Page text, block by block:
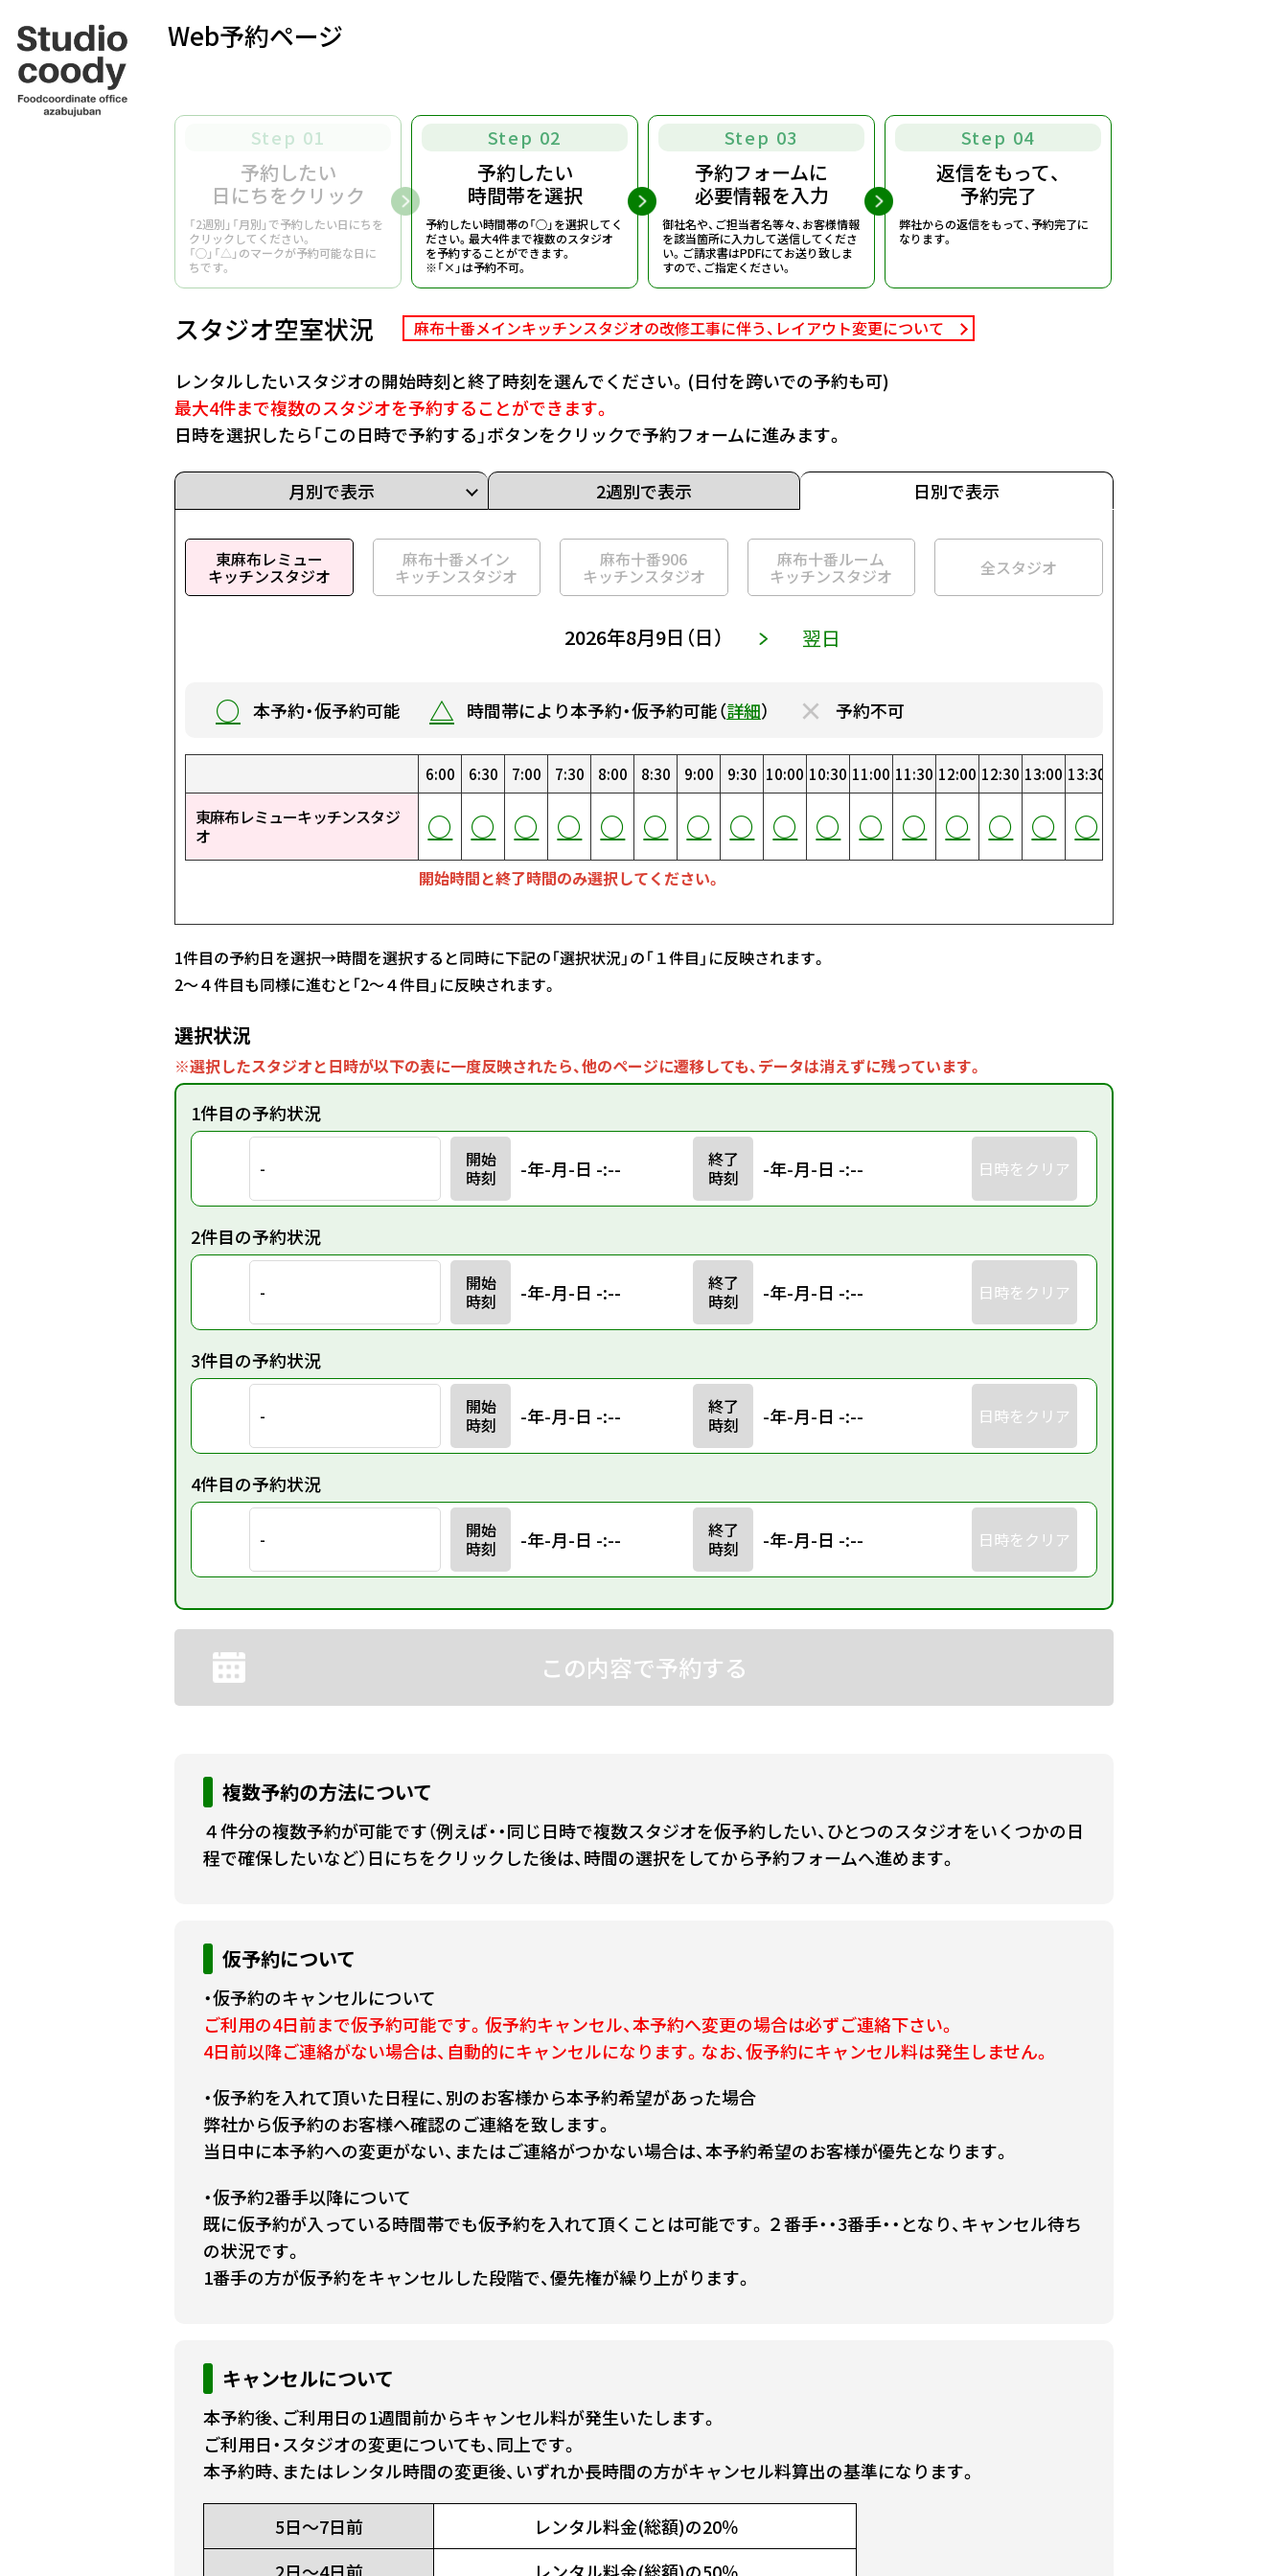
Web予約ページ
Step 01
予約したい
日にちをクリック
「2週別」「月別」で予約したい日にちを
クリックしてください。
「○」「△」のマークが予約可能な日に
ちです。
Step 02
予約したい
時間帯を選択
予約したい時間帯の「○」を選択してく
ださい。 最大4件まで複数のスタジオ
を予約することができます。
※「×」は予約不可。
Step 03
予約フォームに
必要情報を入力
御社名や、ご担当者名等々、お客様情報
を該当箇所に入力して送信してくださ
い。 ご請求書はPDFにてお送り致しま
すので、ご指定ください。
Step 04
返信をもって、
予約完了
弊社からの返信をもって、予約完了に
なります。
スタジオ空室状況 麻布十番メインキッチンスタジオの改修工事に伴う、 レイアウト変更について
レンタルしたいスタジオの開始時刻と終了時刻を選んでください。(日付を跨いでの予約も可)
最大4件まで複数のスタジオを予約することができます。
日時を選択したら「この日時で予約する」ボタンをクリックで予約フォームに進みます。
月別で表示 2週別で表示 日別で表示
東麻布レミュー
キッチンスタジオ
麻布十番メイン
キッチンスタジオ
麻布十番906
キッチンスタジオ
麻布十番ルーム
キッチンスタジオ 全スタジオ
2026年8月9日（日） 翌日
○ 本予約・仮予約可能 △ 時間帯により本予約・仮予約可能（詳細） × 予約不可
東麻布レミューキッチンスタジ
オ○ ○ ○ ○ ○
6:00
○
6:30
○
7:00
○
7:30
○
8:00
○
8:30
○
9:00
○
9:30
○
10:00
○
10:30
○
11:00
○
11:30
○
12:00
○
12:30
○
13:00
○
13:30
○
0:00
○
0:30
○
1:00
○
1:30
○
2:00
○
2:30
○
3:00
○
3:30
○
4:00
○
4:30
○
5:00
○
5:30
○
開始時間と終了時間のみ選択してください。
1件目の予約日を選択→時間を選択すると同時に下記の「選択状況」の「１件目」に反映されます。
2～４件目も同様に進むと「2～４件目」に反映されます。
選択状況
※選択したスタジオと日時が以下の表に一度反映されたら、他のページに遷移しても、データは消えずに残っています。
1件目の予約状況
-
開始
時刻
-年-月-日 -:--
終了
時刻
-年-月-日 -:-- 日時をクリア
2件目の予約状況
-
開始
時刻
-年-月-日 -:--
終了
時刻
-年-月-日 -:-- 日時をクリア
3件目の予約状況
-
開始
時刻
-年-月-日 -:--
終了
時刻
-年-月-日 -:-- 日時をクリア
4件目の予約状況
-
開始
時刻
-年-月-日 -:--
終了
時刻
-年-月-日 -:-- 日時をクリア
この内容で予約する
複数予約の方法について
４件分の複数予約が可能です（例えば・・同じ日時で複数スタジオを仮予約したい、ひとつのスタジオをいくつかの日
程で確保したいなど）日にちをクリックした後は、時間の選択をしてから予約フォームへ進めます。
仮予約について
・仮予約のキャンセルについて
ご利用の4日前まで仮予約可能です。仮予約キャンセル、本予約へ変更の場合は必ずご連絡下さい。
4日前以降ご連絡がない場合は、自動的にキャンセルになります。なお、仮予約にキャンセル料は発生しません。
・仮予約を入れて頂いた日程に、別のお客様から本予約希望があった場合
弊社から仮予約のお客様へ確認のご連絡を致します。
当日中に本予約への変更がない、またはご連絡がつかない場合は、本予約希望のお客様が優先となります。
・仮予約2番手以降について
既に仮予約が入っている時間帯でも仮予約を入れて頂くことは可能です。２番手・・3番手・・となり、キャンセル待ち
の状況です。
1番手の方が仮予約をキャンセルした段階で、優先権が繰り上がります。
キャンセルについて
本予約後、ご利用日の1週間前からキャンセル料が発生いたします。
ご利用日・スタジオの変更についても、同上です。
本予約時、またはレンタル時間の変更後、いずれか長時間の方がキャンセル料算出の基準になります。
5日～7日前
レンタル料金(総額)の20％
2日～4日前
レンタル料金(総額)の50％